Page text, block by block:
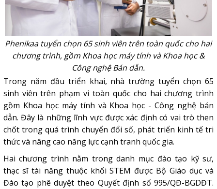
Phenikaa tuyển chọn 65 sinh viên trên toàn quốc cho hai
chương trình, gồm Khoa học máy tính và Khoa học &
Công nghệ Bán dẫn.
Trong năm đầu triển khai, nhà trường tuyển chọn 65
sinh viên trên phạm vi toàn quốc cho hai chương trình
gồm Khoa học máy tính và Khoa học - Công nghệ bán
dẫn. Đây là những lĩnh vực được xác định có vai trò then
chốt trong quá trình chuyển đổi số, phát triển kinh tế tri
thức và nâng cao năng lực cạnh tranh quốc gia.
Hai chương trình nằm trong danh mục đào tạo kỹ sư,
thạc sĩ tài năng thuộc khối STEM được Bộ Giáo dục và
Đào tạo phê duyệt theo Quyết định số 995/QĐ-BGDĐT.